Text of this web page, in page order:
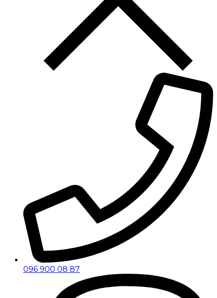
096 900 08 87